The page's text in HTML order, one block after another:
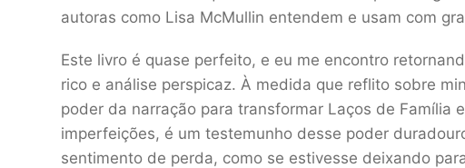
autoras como Lisa McMullin entendem e usam com
Este livro é quase perfeito, e eu me encontro
rico e análise perspicaz. À medida que reflito sobre
poder da narração para transformar Laços de Família
imperfeições, é um testemunho desse poder
sentimento de perda, como se estivesse deixando